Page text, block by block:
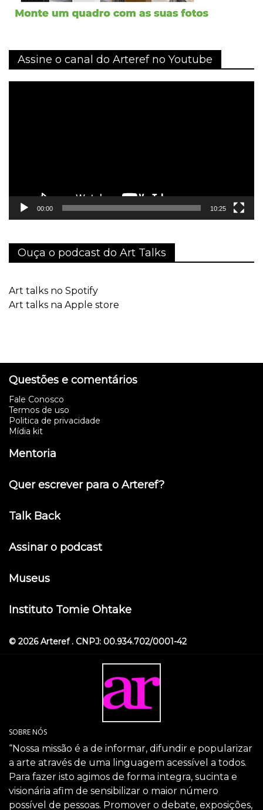
Assine o canal do Arteref no Youtube
00:00 10:25
Ouça o podcast do Art Talks
Art talks no Spotify
Art talks na Apple store
Questões e comentários
Fale Conosco
Termos de uso
Politica de privacidade
Mídia kit
Mentoria
Quer escrever para o Arteref?
Talk Back
Assinar o podcast
Museus
Instituto Tomie Ohtake
© 2026 Arteref . CNPJ: 00.934.702/0001-42
SOBRE NÓS
“Nossa missão é a de informar, difundir e popularizar
a arte através de uma linguagem acessível a todos.
Para fazer isto agimos de forma integra, sucinta e
visionária afim de sensibilizar o maior número
possível de pessoas. Promover o debate, exposições,